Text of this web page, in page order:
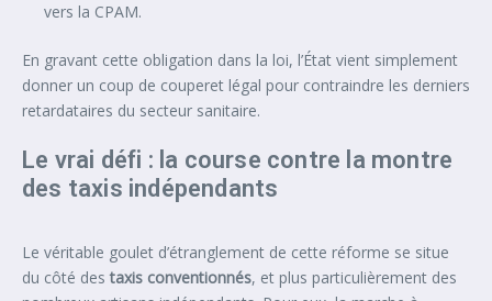
vers la CPAM.
En gravant cette obligation dans la loi, l’État vient simplement
donner un coup de couperet légal pour contraindre les derniers
retardataires du secteur sanitaire.
Le vrai défi : la course contre la montre
des taxis indépendants
Le véritable goulet d’étranglement de cette réforme se situe
du côté destaxis conventionnés, et plus particulièrement des